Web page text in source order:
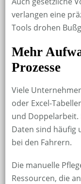
verlangen eine
Tools drohen
Mehr
Prozesse
Viele
oder Excel-
und Doppelarbeit.
Daten sind häufig
bei den Fahrern.
Die manuelle
Ressourcen, die